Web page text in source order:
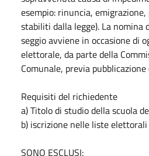
esempio: rinuncia,
stabiliti dalla legge). La nomina
seggio avviene in occasione di
elettorale, da parte della
Comunale, previa
Requisiti del richiedente
a) Titolo di studio della scuola
b) iscrizione nelle liste elettorali
SONO ESCLUSI: